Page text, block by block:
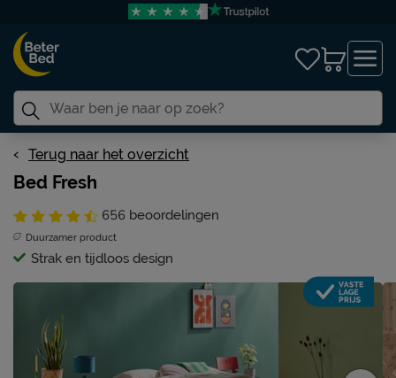
Terug naar het overzicht
Bed Fresh
656 beoordelingen
Duurzamer product
Strak en tijdloos design